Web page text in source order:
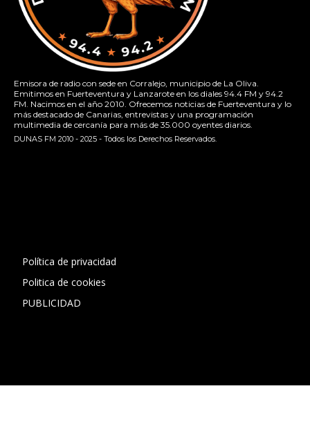
Emisora de radio con sede en Corralejo, municipio de La Oliva.
Emitimos en Fuerteventura y Lanzarote en los diales 94.4 FM y 94.2
FM. Nacimos en el año 2010. Ofrecemos noticias de Fuerteventura y lo
más destacado de Canarias, entrevistas y una programación
multimedia de cercanía para más de 35.000 oyentes diarios.
DUNAS FM 2010 - 2025 - Todos los Derechos Reservados.
Política de privacidad
Politica de cookies
PUBLICIDAD